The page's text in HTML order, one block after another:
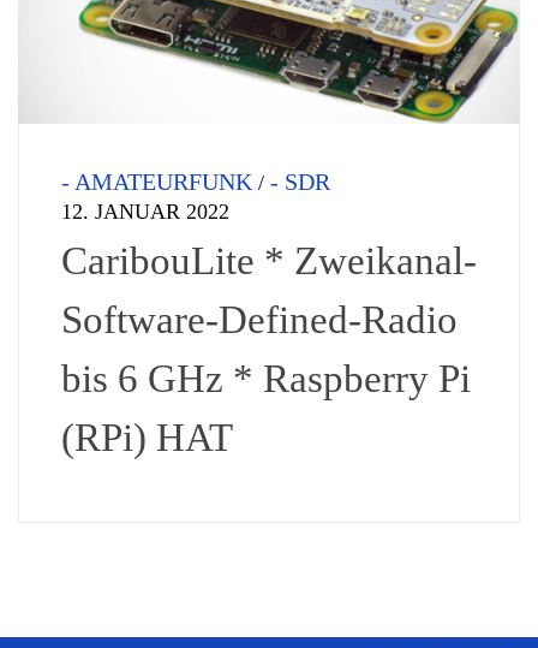
- AMATEURFUNK / - SDR
12. JANUAR 2022
CaribouLite * Zweikanal-
Software-Defined-Radio
bis 6 GHz * Raspberry Pi
(RPi) HAT